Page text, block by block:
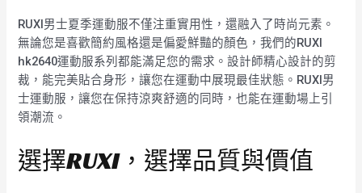
RUXI男士夏季運動服不僅注重實用性，還融入了時尚元素。
無論您是喜歡簡約風格還是偏愛鮮豔的顏色，我們的RUXI
hk2640運動服系列都能滿足您的需求。設計師精心設計的剪
裁，能完美貼合身形，讓您在運動中展現最佳狀態。RUXI男
士運動服，讓您在保持涼爽舒適的同時，也能在運動場上引
領潮流。
選擇RUXI，選擇品質與價值